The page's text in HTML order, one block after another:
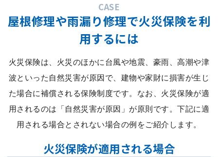
CASE
屋根修理や雨漏り修理で火災保険を利
用するには
火災保険は、火災のほかに台風や地震、豪雨、高潮や津
波といった自然災害が原因で、建物や家財に損害が生じ
た場合に補償される保険制度です。なお、火災保険が適
用されるのは「自然災害が原因」が原則です。下記に適
用される場合とされない場合の例をご紹介します。
火災保険が適用される場合